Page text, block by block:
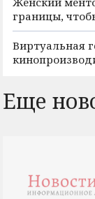
границы,
Виртуальная
Еще